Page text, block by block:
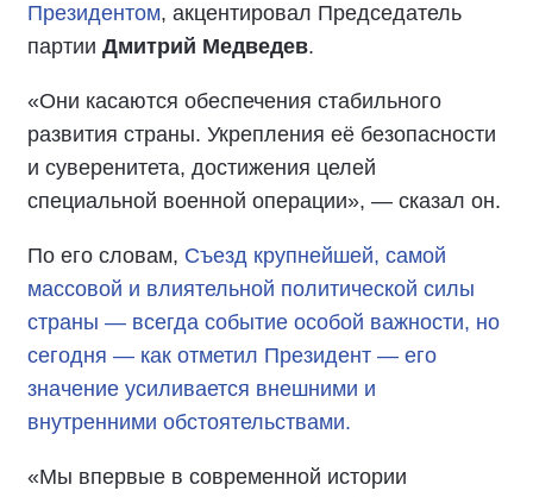
Президентом, акцентировал Председатель
партии Дмитрий Медведев.
«Они касаются обеспечения стабильного
развития страны. Укрепления её безопасности
и суверенитета, достижения целей
специальной военной операции», — сказал он.
По его словам, Съезд крупнейшей, самой
массовой и влиятельной политической силы
страны — всегда событие особой важности, но
сегодня — как отметил Президент — его
значение усиливается внешними и
внутренними обстоятельствами.
«Мы впервые в современной истории